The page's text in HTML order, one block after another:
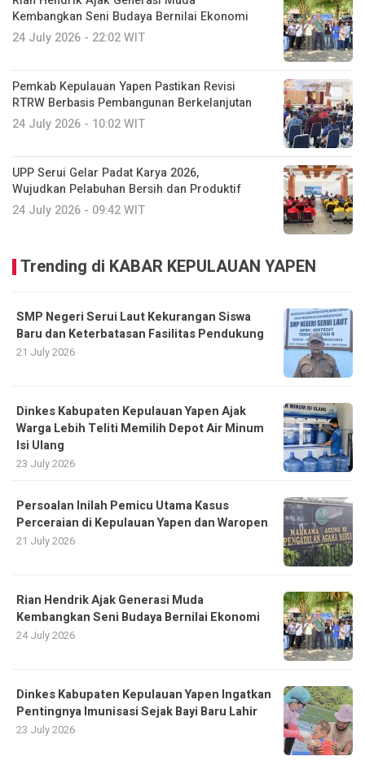
Kembangkan Seni Budaya Bernilai Ekonomi
24 July 2026 - 22:02 WIT
Pemkab Kepulauan Yapen Pastikan Revisi
RTRW Berbasis Pembangunan Berkelanjutan
24 July 2026 - 10:02 WIT
UPP Serui Gelar Padat Karya 2026,
Wujudkan Pelabuhan Bersih dan Produktif
24 July 2026 - 09:42 WIT
Trending di KABAR KEPULAUAN YAPEN
SMP Negeri Serui Laut Kekurangan Siswa
Baru dan Keterbatasan Fasilitas Pendukung
21 July 2026
Dinkes Kabupaten Kepulauan Yapen Ajak
Warga Lebih Teliti Memilih Depot Air Minum
Isi Ulang
23 July 2026
Persoalan Inilah Pemicu Utama Kasus
Perceraian di Kepulauan Yapen dan Waropen
21 July 2026
Rian Hendrik Ajak Generasi Muda
Kembangkan Seni Budaya Bernilai Ekonomi
24 July 2026
Dinkes Kabupaten Kepulauan Yapen Ingatkan
Pentingnya Imunisasi Sejak Bayi Baru Lahir
23 July 2026